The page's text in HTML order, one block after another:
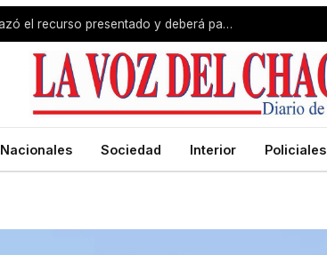
Revés para Zdero: la Justicia rechazó el recurso presentado y deberá pagar el fondo estímulo a trabajadores de Producción
Nacionales Sociedad Interior Policiales